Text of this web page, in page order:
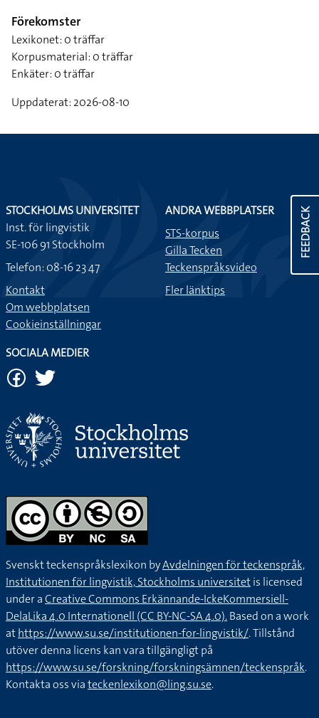
Förekomster
Lexikonet: 0 träffar
Korpusmaterial: 0 träffar
Enkäter: 0 träffar
Uppdaterat: 2026-08-10
FEEDBACK
STOCKHOLMS UNIVERSITET
Inst. för lingvistik
SE-106 91 Stockholm
Telefon: 08-16 23 47
Kontakt
Om webbplatsen
Cookieinställningar
ANDRA WEBBPLATSER
STS-korpus
Gilla Tecken
Teckenspråksvideo
Fler länktips
SOCIALA MEDIER
Svenskt teckenspråkslexikon byAvdelningen för teckenspråk,
Institutionen för lingvistik, Stockholms universitetis licensed
under aCreative Commons Erkännande-IckeKommersiell-
DelaLika 4.0 Internationell (CC BY-NC-SA 4.0).Based on a work
athttps://www.su.se/institutionen-for-lingvistik/. Tillstånd
utöver denna licens kan vara tillgängligt på
https://www.su.se/forskning/forskningsämnen/teckenspråk.
Kontakta oss viateckenlexikon@ling.su.se.